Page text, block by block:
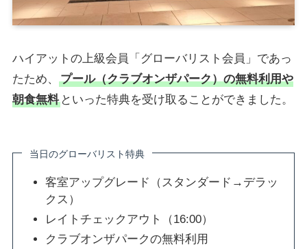
ハイアットの上級会員「グローバリスト会員」であっ
たため、
プール（クラブオンザパーク）の無料利用や
朝食無料といった特典を受け取ることができました。
当日のグローバリスト特典
客室アップグレード（スタンダード→デラッ
クス）
レイトチェックアウト（16:00）
クラブオンザパークの無料利用